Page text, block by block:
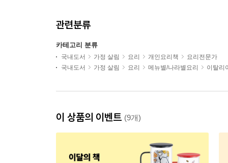
관련분류
카테고리 분류
국내도서 가정 살림 요리 개인요리책
요리전문가
국내도서
가정 살림 요리 메뉴별/나라별요리 이탈리
이 상품의 이벤트 (9개)